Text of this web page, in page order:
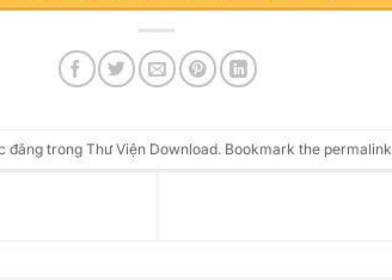
đăng trongThư Viện Download. Bookmark the permalink